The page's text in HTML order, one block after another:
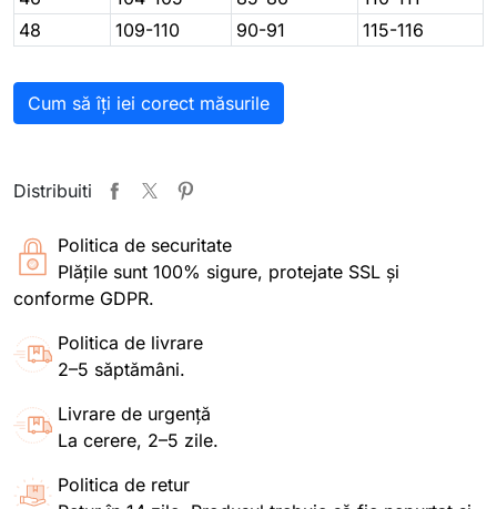
48
109-110 90-91 115-116
Cum să îți iei corect măsurile
Distribuiti
Politica de securitate
Plățile sunt 100% sigure, protejate SSL și
conforme GDPR.
Politica de livrare
2–5 săptămâni.
Livrare de urgență
La cerere, 2–5 zile.
Politica de retur